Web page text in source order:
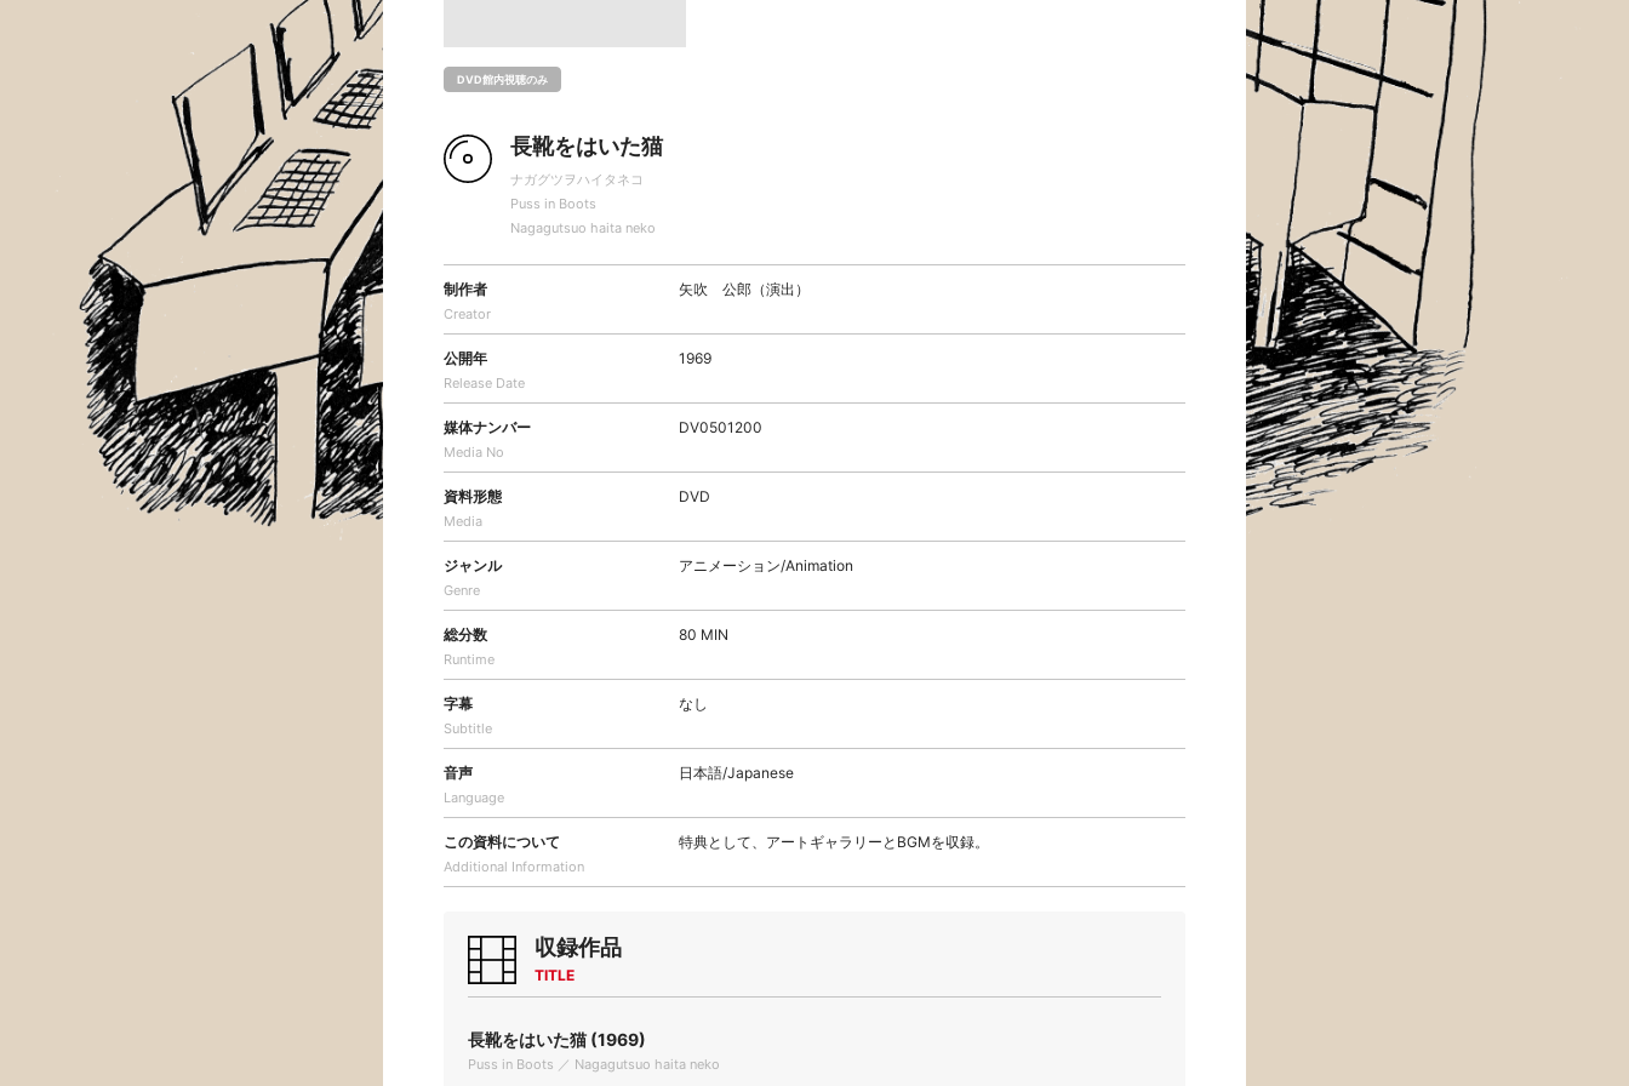
DVD館内視聴のみ
長靴をはいた猫
ナガグツヲハイタネコ
Puss in Boots
Nagagutsuo haita neko
制作者
Creator
矢吹 公郎（演出）
公開年
Release Date
1969
媒体ナンバー
Media No
DV0501200
資料形態
Media
DVD
ジャンル
Genre
アニメーション/Animation
総分数
Runtime
80 MIN
字幕
Subtitle
なし
音声
Language
日本語/Japanese
この資料について
Additional Information
特典として、アートギャラリーとBGMを収録。
収録作品
TITLE
長靴をはいた猫 (1969)
Puss in Boots ／ Nagagutsuo haita neko